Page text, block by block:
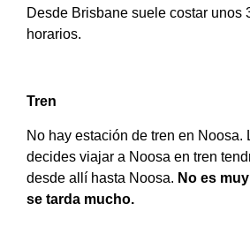
Desde Brisbane suele costar unos
horarios.
Tren
No hay estación de tren en
decides viajar a Noosa en tren
desde allí hasta Noosa. No es
se tarda mucho.